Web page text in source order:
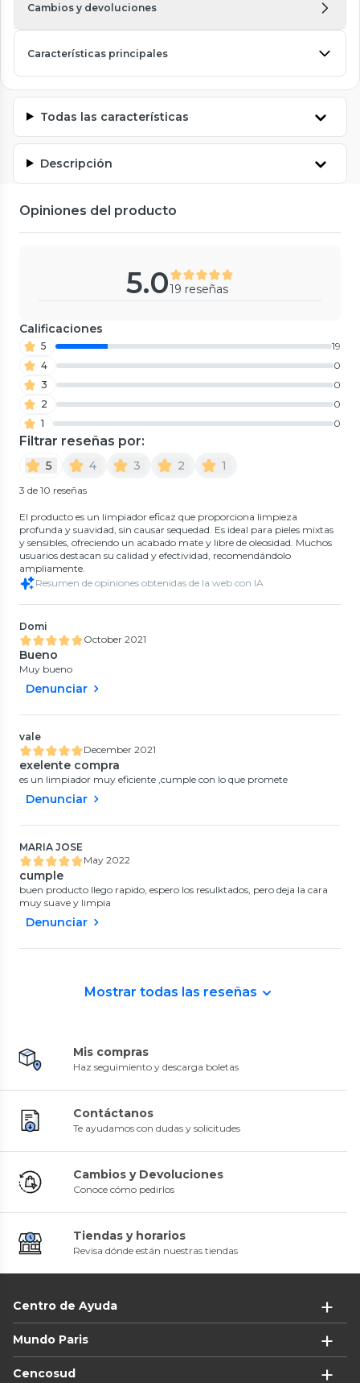
Cambios y devoluciones
Características principales
Todas las características
Descripción
Opiniones del producto
5.019 reseñas
Calificaciones
5
19
4
0
3
0
2
0
1
0
Filtrar reseñas por:
5 4 3 2 1
3 de 10 reseñas
El producto es un limpiador eficaz que proporciona limpieza
profunda y suavidad, sin causar sequedad. Es ideal para pieles mixtas
y sensibles, ofreciendo un acabado mate y libre de oleosidad. Muchos
usuarios destacan su calidad y efectividad, recomendándolo
ampliamente.
Resumen de opiniones obtenidas de la web con IA
Domi
October 2021
Bueno
Muy bueno
Denunciar
vale
December 2021
exelente compra
es un limpiador muy eficiente ,cumple con lo que promete
Denunciar
MARIA JOSE
May 2022
cumple
buen producto llego rapido, espero los resulktados, pero deja la cara
muy suave y limpia
Denunciar
Mostrar todas las reseñas
Mis compras
Haz seguimiento y descarga boletas
Contáctanos
Te ayudamos con dudas y solicitudes
Cambios y Devoluciones
Conoce cómo pedirlos
Tiendas y horarios
Revisa dónde están nuestras tiendas
Centro de Ayuda
Mundo Paris
Cencosud